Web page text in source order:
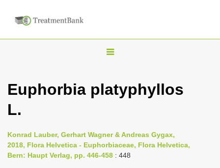
T
g
n
a
Euphorbia platyphyllos
L.
Konrad Lauber, Gerhart Wagner & Andreas Gygax,
2018, Flora Helvetica - Euphorbiaceae, Flora Helvetica,
Bern: Haupt Verlag, pp. 446-458 : 448